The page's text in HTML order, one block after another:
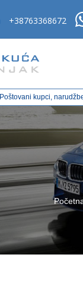
+38763368672
Poštovani kupci,